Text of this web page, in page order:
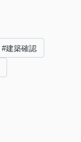
#建築確認